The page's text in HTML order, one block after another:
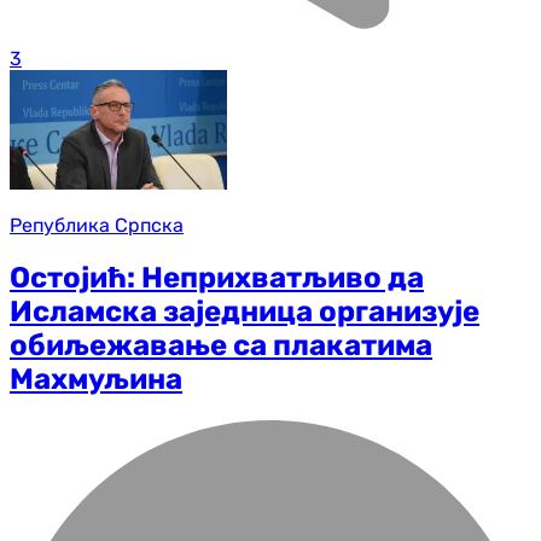
3
Република Српска
Остојић: Неприхватљиво да
Исламска заједница организује
обиљежавање са плакатима
Махмуљина